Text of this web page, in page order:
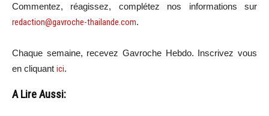
Commentez, réagissez, complétez nos informations sur
redaction@gavroche-thailande.com.
Chaque semaine, recevez Gavroche Hebdo. Inscrivez vous
en cliquant ici.
A Lire Aussi: